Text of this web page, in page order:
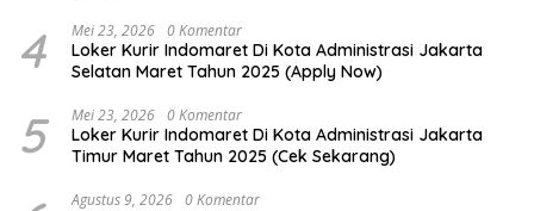
4 Mei 23, 2026 0 Komentar
Loker Kurir Indomaret Di Kota Administrasi Jakarta
Selatan Maret Tahun 2025 (Apply Now)
5 Mei 23, 2026 0 Komentar
Loker Kurir Indomaret Di Kota Administrasi Jakarta
Timur Maret Tahun 2025 (Cek Sekarang)
Agustus 9, 2026 0 Komentar